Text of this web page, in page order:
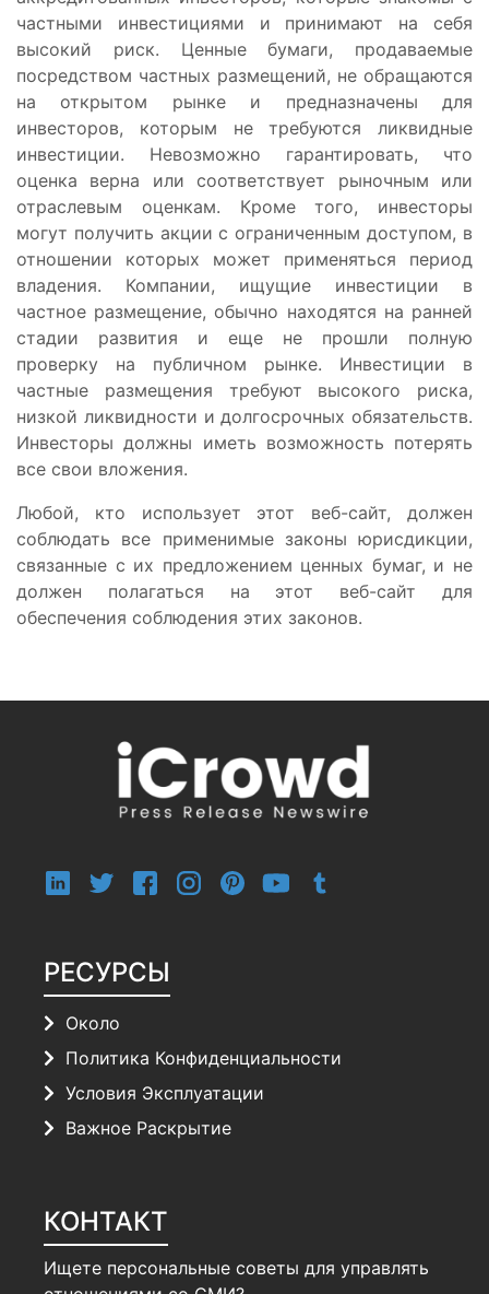
частными инвестициями и принимают на себя
высокий риск. Ценные бумаги, продаваемые
посредством частных размещений, не обращаются
на открытом рынке и предназначены для
инвесторов, которым не требуются ликвидные
инвестиции. Невозможно гарантировать, что
оценка верна или соответствует рыночным или
отраслевым оценкам. Кроме того, инвесторы
могут получить акции с ограниченным доступом, в
отношении которых может применяться период
владения. Компании, ищущие инвестиции в
частное размещение, обычно находятся на ранней
стадии развития и еще не прошли полную
проверку на публичном рынке. Инвестиции в
частные размещения требуют высокого риска,
низкой ликвидности и долгосрочных обязательств.
Инвесторы должны иметь возможность потерять
все свои вложения.
Любой, кто использует этот веб-сайт, должен
соблюдать все применимые законы юрисдикции,
связанные с их предложением ценных бумаг, и не
должен полагаться на этот веб-сайт для
обеспечения соблюдения этих законов.
РЕСУРСЫ
Около
Политика Конфиденциальности
Условия Эксплуатации
Важное Раскрытие
КОНТАКТ
Ищете персональные советы для управлять